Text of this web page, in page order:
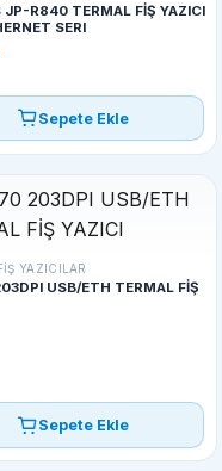
JP-R840 TERMAL FİŞ YAZICI
SERI
Sepete Ekle
YAZICILAR
USB/ETH TERMAL FİŞ
Sepete Ekle